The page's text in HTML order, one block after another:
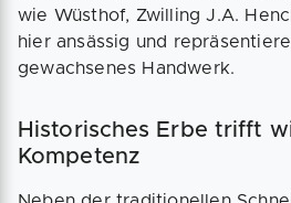
wie Wüsthof, Zwilling J.A.
hier ansässig und
gewachsenes Handwerk.
Historisches Erbe trifft
Kompetenz